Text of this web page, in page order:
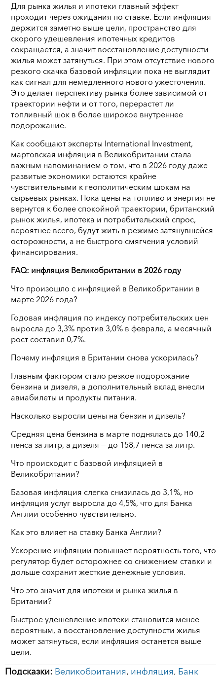
Для рынка жилья и ипотеки главный эффект
проходит через ожидания по ставке. Если инфляция
держится заметно выше цели, пространство для
скорого удешевления ипотечных кредитов
сокращается, а значит восстановление доступности
жилья может затянуться. При этом отсутствие нового
резкого скачка базовой инфляции пока не выглядит
как сигнал для немедленного нового ужесточения.
Это делает перспективу рынка более зависимой от
траектории нефти и от того, перерастет ли
топливный шок в более широкое внутреннее
подорожание.
Как сообщают эксперты International Investment,
мартовская инфляция в Великобритании стала
важным напоминанием о том, что в 2026 году даже
развитые экономики остаются крайне
чувствительными к геополитическим шокам на
сырьевых рынках. Пока цены на топливо и энергия не
вернутся к более спокойной траектории, британский
рынок жилья, ипотека и потребительский спрос,
вероятнее всего, будут жить в режиме затянувшейся
осторожности, а не быстрого смягчения условий
финансирования.
FAQ: инфляция Великобритании в 2026 году
Что произошло с инфляцией в Великобритании в
марте 2026 года?
Годовая инфляция по индексу потребительских цен
выросла до 3,3% против 3,0% в феврале, а месячный
рост составил 0,7%.
Почему инфляция в Британии снова ускорилась?
Главным фактором стало резкое подорожание
бензина и дизеля, а дополнительный вклад внесли
авиабилеты и продукты питания.
Насколько выросли цены на бензин и дизель?
Средняя цена бензина в марте поднялась до 140,2
пенса за литр, а дизеля — до 158,7 пенса за литр.
Что происходит с базовой инфляцией в
Великобритании?
Базовая инфляция слегка снизилась до 3,1%, но
инфляция услуг выросла до 4,5%, что для Банка
Англии особенно чувствительно.
Как это влияет на ставку Банка Англии?
Ускорение инфляции повышает вероятность того, что
регулятор будет осторожнее со снижением ставки и
дольше сохранит жесткие денежные условия.
Что это значит для ипотеки и рынка жилья в
Британии?
Быстрое удешевление ипотеки становится менее
вероятным, а восстановление доступности жилья
может затянуться, если инфляция останется выше
цели.
Подсказки: Великобритания, инфляция, Банк